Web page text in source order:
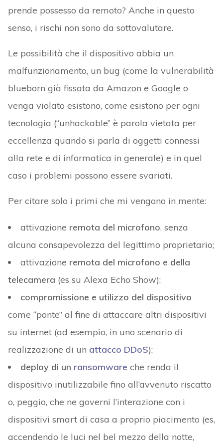
prende possesso da remoto? Anche in questo
senso, i rischi non sono da sottovalutare.
Le possibilità che il dispositivo abbia un
malfunzionamento, un bug (come la vulnerabilità
blueborn già fissata da Amazon e Google o
venga violato esistono, come esistono per ogni
tecnologia (“unhackable” è parola vietata per
eccellenza quando si parla di oggetti connessi
alla rete e di informatica in generale) e in quel
caso i problemi possono essere svariati.
Per citare solo i primi che mi vengono in mente:
attivazione remota del microfono, senza
alcuna consapevolezza del legittimo proprietario;
attivazione remota del microfono e della
telecamera (es su Alexa Echo Show);
compromissione e utilizzo del dispositivo
come “ponte” al fine di attaccare altri dispositivi
su internet (ad esempio, in uno scenario di
realizzazione di un attacco DDoS);
deploy di un ransomware che renda il
dispositivo inutilizzabile fino all’avvenuto riscatto
o, peggio, che ne governi l’interazione con i
dispositivi smart di casa a proprio piacimento (es,
accendendo le luci nel bel mezzo della notte,